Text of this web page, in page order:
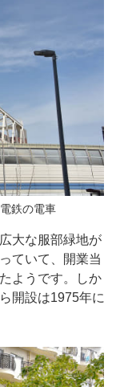
鉄の電車
大な服部緑地が
ていて、開業当
ようです。しか
開設は1975年に